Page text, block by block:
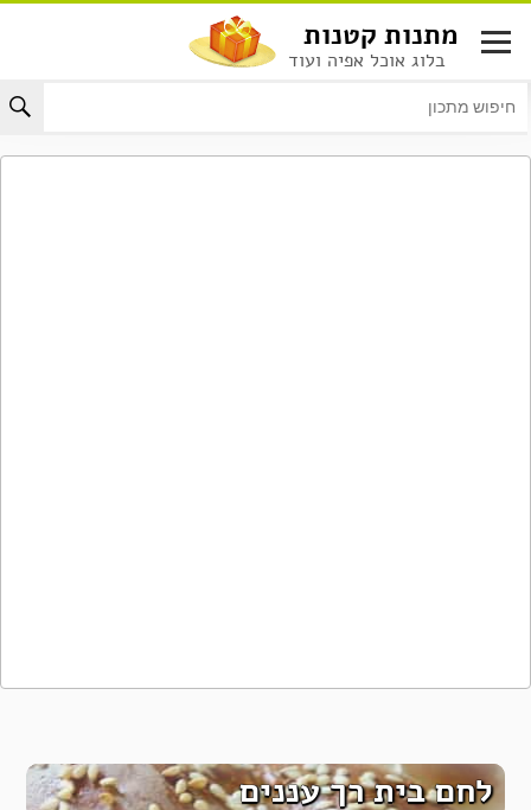
לתוכן
מתנות קטנות
בלוג אוכל אפיה ועוד
לחם בית רך עננים